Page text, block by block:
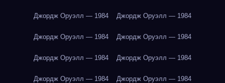
Джордж Оруэлл — 1984 Джордж Оруэлл — 1984
Джордж Оруэлл — 1984 Джордж Оруэлл — 1984
Джордж Оруэлл — 1984 Джордж Оруэлл — 1984
Джордж Оруэлл — 1984 Джордж Оруэлл — 1984